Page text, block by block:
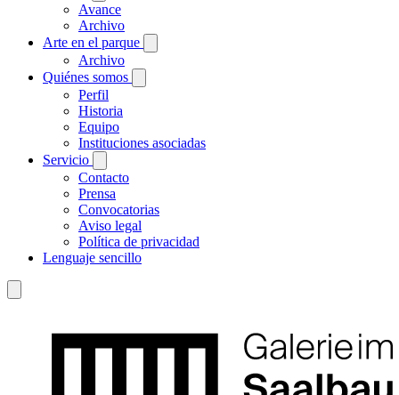
Avance
Archivo
Arte en el parque
Archivo
Quiénes somos
Perfil
Historia
Equipo
Instituciones asociadas
Servicio
Contacto
Prensa
Convocatorias
Aviso legal
Política de privacidad
Lenguaje sencillo